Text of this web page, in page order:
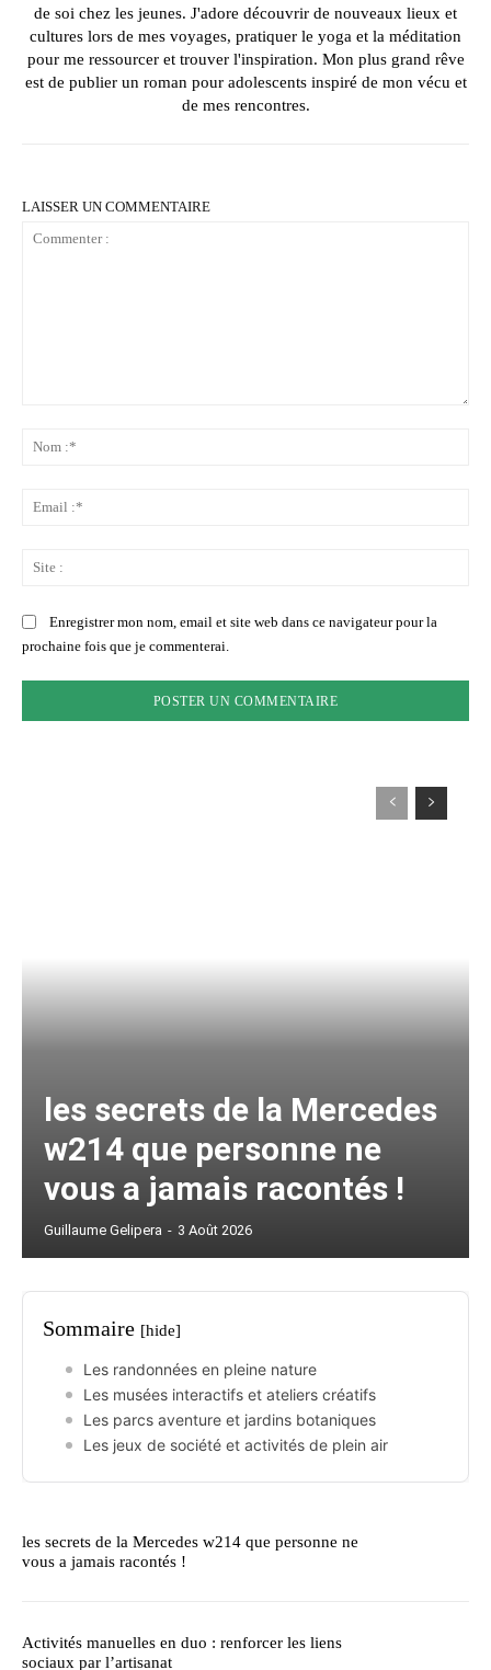
de soi chez les jeunes. J'adore découvrir de nouveaux lieux et
cultures lors de mes voyages, pratiquer le yoga et la méditation
pour me ressourcer et trouver l'inspiration. Mon plus grand rêve
est de publier un roman pour adolescents inspiré de mon vécu et
de mes rencontres.
LAISSER UN COMMENTAIRE
Enregistrer mon nom, email et site web dans ce navigateur pour la
prochaine fois que je commenterai.
les secrets de la Mercedes
w214 que personne ne
vous a jamais racontés !
Guillaume Gelipera - 3 Août 2026
Sommaire [hide]
Les randonnées en pleine nature
Les musées interactifs et ateliers créatifs
Les parcs aventure et jardins botaniques
Les jeux de société et activités de plein air
les secrets de la Mercedes w214 que personne ne
vous a jamais racontés !
Activités manuelles en duo : renforcer les liens
sociaux par l’artisanat